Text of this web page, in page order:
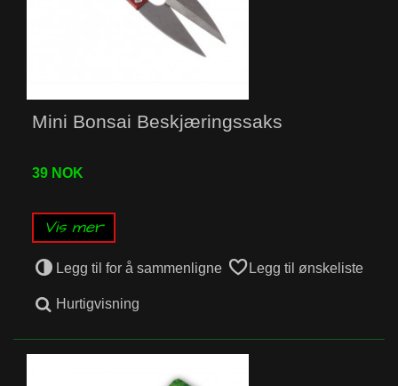
Mini Bonsai Beskjæringssaks
39 NOK
Vis mer
Legg til for å sammenligne Legg til ønskeliste
Hurtigvisning